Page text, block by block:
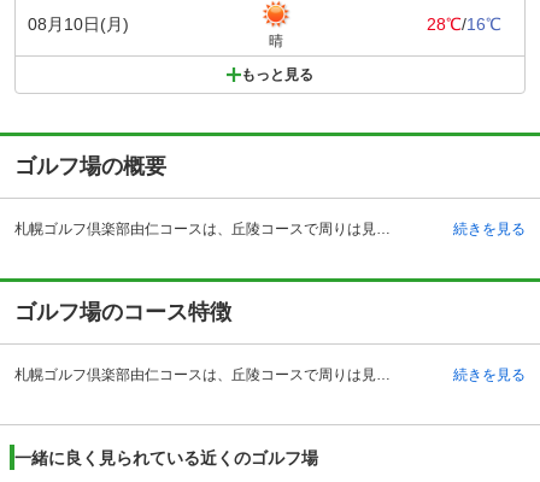
08月10日(月)
晴
28℃/16℃
もっと見る
ゴルフ場の概要
札幌ゴルフ倶楽部由仁コースは、丘陵コースで周りは見渡す限り素晴らしい景色に囲まれた美しいゴルフ場です。アクセス方法としては、車の場合は道東自動車道で追分町から約20分で到着をします。また電車の場合には、JRの室蘭本線・由仁駅で下車し、タクシーで約10分で到着します。札幌ゴルフ倶楽部由仁コースは、1974年に開場した、とても歴史があるゴルフ場です。そのため昔から長年通っているというようなプレーヤーもいます。クラブハウスには、レストランや大浴場のほかに、コンペルームもあるので団体で利用することもできます。また、250ヤード・20打席のドライビングレンジもあります。11月中旬から4月中旬までの冬期間はクローズとなっているのでご注意ください。 続きを見る
ゴルフ場のコース特徴
札幌ゴルフ倶楽部由仁コースは、丘陵コースで周りは見渡す限り素晴らしい景色に囲まれた美しいゴルフ場です。アクセス方法としては、車の場合は道東自動車道で追分町から約20分で到着をします。また電車の場合には、JRの室蘭本線・由仁駅で下車し、タクシーで約10分で到着します。札幌ゴルフ倶楽部由仁コースは、1974年に開場した、とても歴史があるゴルフ場です。そのため昔から長年通っているというようなプレーヤーもいます。クラブハウスには、レストランや大浴場のほかに、コンペルームもあるので団体で利用することもできます。また、250ヤード・20打席のドライビングレンジもあります。11月中旬から4月中旬までの冬期間はクローズとなっているのでご注意ください。 続きを見る
一緒に良く見られている近くのゴルフ場